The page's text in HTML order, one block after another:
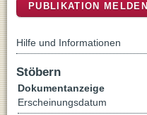
PUBLIKATION MELDEN
Hilfe und Informationen
Stöbern
Dokumentanzeige
Erscheinungsdatum